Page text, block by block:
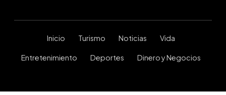
Inicio Turismo Noticias Vida
Entretenimiento Deportes Dinero y Negocios